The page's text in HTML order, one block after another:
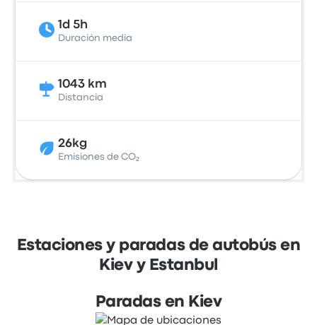
1d 5h
Duración media
1043 km
Distancia
26kg
Emisiones de CO₂
Estaciones y paradas de autobús en
Kiev y Estanbul
Paradas en Kiev